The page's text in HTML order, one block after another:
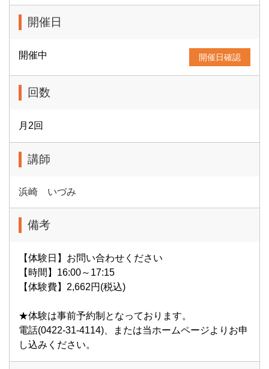
開催日
開催中 開催日確認
回数
月2回
講師
浜崎 いづみ
備考
【体験日】お問い合わせください
【時間】16:00～17:15
【体験費】2,662円(税込)
★体験は事前予約制となっております。
電話(0422-31-4114)、または当ホームページよりお申
し込みください。